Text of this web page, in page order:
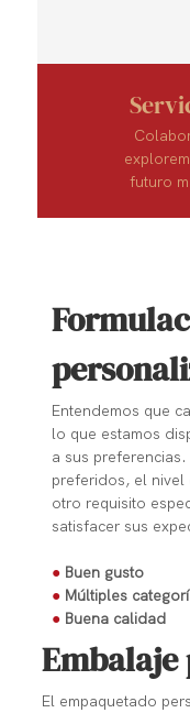
futuro
Entendemos que
lo que estamos
a sus
preferidos, el
otro requisito
satisfacer sus
● Buen gusto
● Múltiples
● Buena calidad
Embalaje
El empaquetado